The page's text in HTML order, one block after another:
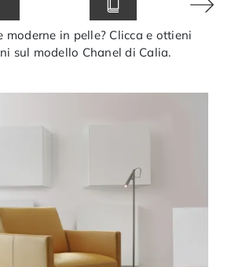
moderne in pelle? Clicca e ottieni
sul modello Chanel di Calia.